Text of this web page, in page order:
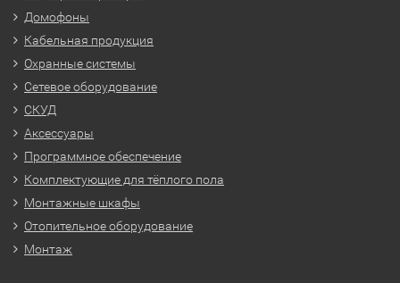
Домофоны
Кабельная продукция
Охранные системы
Сетевое оборудование
СКУД
Аксессуары
Программное обеспечение
Комплектующие для тёплого пола
Монтажные шкафы
Отопительное оборудование
Монтаж